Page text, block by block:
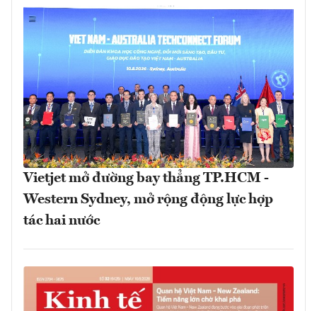
Vietjet mở đường bay thẳng TP.HCM -
Western Sydney, mở rộng động lực hợp
tác hai nước